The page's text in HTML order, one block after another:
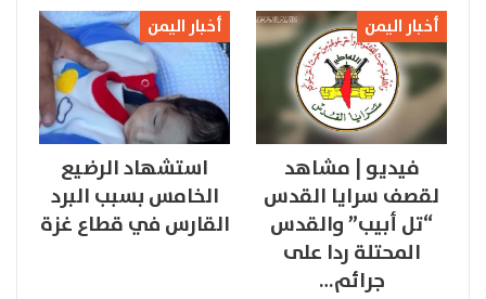
أخبار اليمن
فيديو | مشاهد
لقصف سرايا القدس
“تل أبيب” والقدس
المحتلة ردا على
جرائم…
أخبار اليمن
استشهاد الرضيع
الخامس بسبب البرد
القارس في قطاع غزة